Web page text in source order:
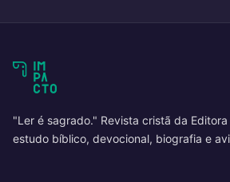
"Ler é sagrado." Revista cristã da
estudo bíblico, devocional, biografia e